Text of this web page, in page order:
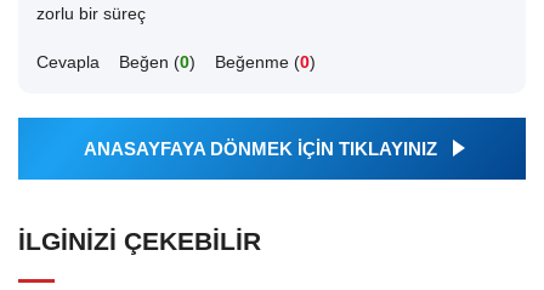
zorlu bir süreç
Cevapla Beğen (0) Beğenme (0)
ANASAYFAYA DÖNMEK İÇİN TIKLAYINIZ
İLGINIZI ÇEKEBILIR